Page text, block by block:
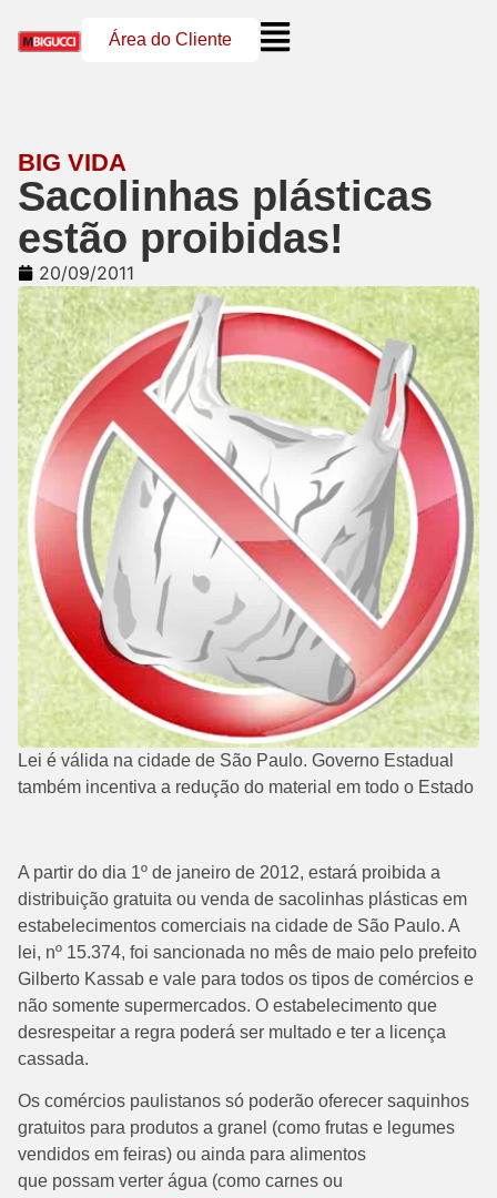
Área do Cliente
BIG VIDA
Sacolinhas plásticas
estão proibidas!
20/09/2011
Lei é válida na cidade de São Paulo. Governo Estadual
também incentiva a redução do material em todo o Estado
A partir do dia 1º de janeiro de 2012, estará proibida a
distribuição gratuita ou venda de sacolinhas plásticas em
estabelecimentos comerciais na cidade de São Paulo. A
lei, nº 15.374, foi sancionada no mês de maio pelo prefeito
Gilberto Kassab e vale para todos os tipos de comércios e
não somente supermercados. O estabelecimento que
desrespeitar a regra poderá ser multado e ter a licença
cassada.
Os comércios paulistanos só poderão oferecer saquinhos
gratuitos para produtos a granel (como frutas e legumes
vendidos em feiras) ou ainda para alimentos
que possam verter água (como carnes ou